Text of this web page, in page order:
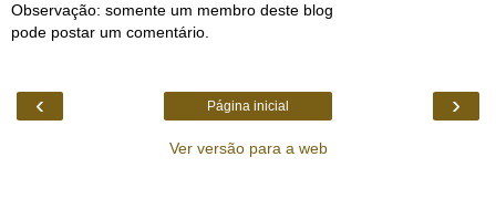
Observação: somente um membro deste blog
pode postar um comentário.
‹ ›
Página inicial
Ver versão para a web